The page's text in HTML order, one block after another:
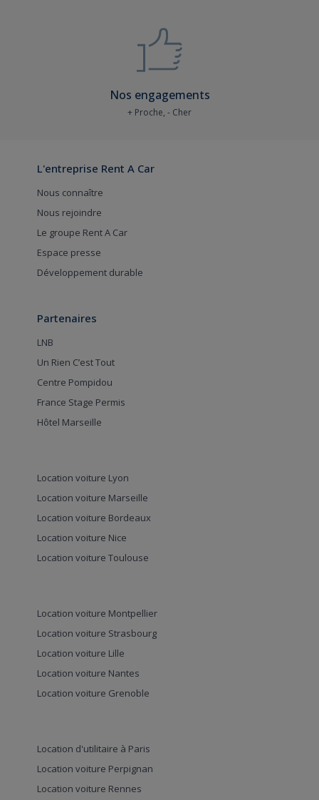
Nos engagements
+ Proche, - Cher
L'entreprise Rent A Car
Nous connaître
Nous rejoindre
Le groupe Rent A Car
Espace presse
Développement durable
Partenaires
LNB
Un Rien C’est Tout
Centre Pompidou
France Stage Permis
Hôtel Marseille
Location voiture Lyon
Location voiture Marseille
Location voiture Bordeaux
Location voiture Nice
Location voiture Toulouse
Location voiture Montpellier
Location voiture Strasbourg
Location voiture Lille
Location voiture Nantes
Location voiture Grenoble
Location d'utilitaire à Paris
Location voiture Perpignan
Location voiture Rennes